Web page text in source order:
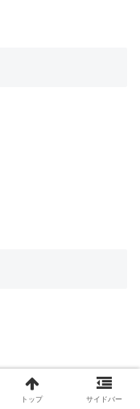
トップ サイドバー